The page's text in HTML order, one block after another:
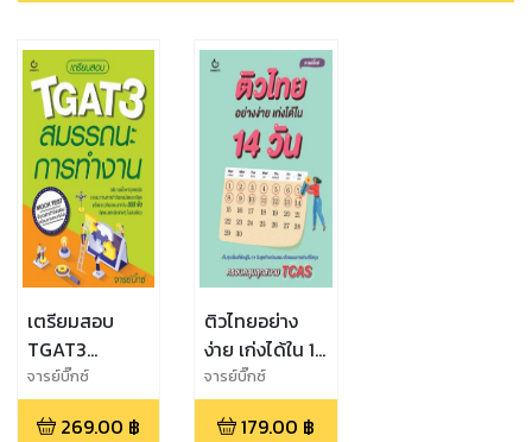
เตรียมสอบ
TGAT3
สมรรถนะการ
ทำงาน
จารย์บิ๊กซ์
269.00 ฿
ติวไทยอย่าง
ง่าย เก่งได้ใน 14
วัน
จารย์บิ๊กซ์
179.00 ฿